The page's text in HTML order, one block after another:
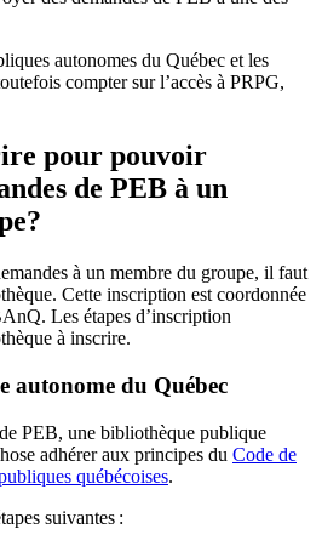
autonomes du Québec et les
compter sur l’accès à PRPG,
pour pouvoir
de PEB à un
à un membre du groupe, il faut
Cette inscription est coordonnée
Les étapes d’inscription
à inscrire.
autonome du Québec
PEB, une bibliothèque publique
adhérer aux principes du Code de
québécoises.
suivantes :